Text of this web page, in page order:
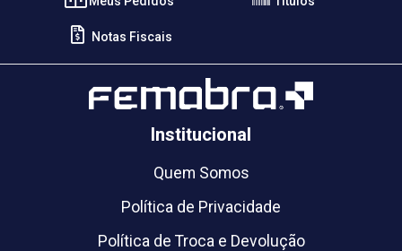
Notas Fiscais
Institucional
Quem Somos
Política de Privacidade
Política de Troca e Devolução